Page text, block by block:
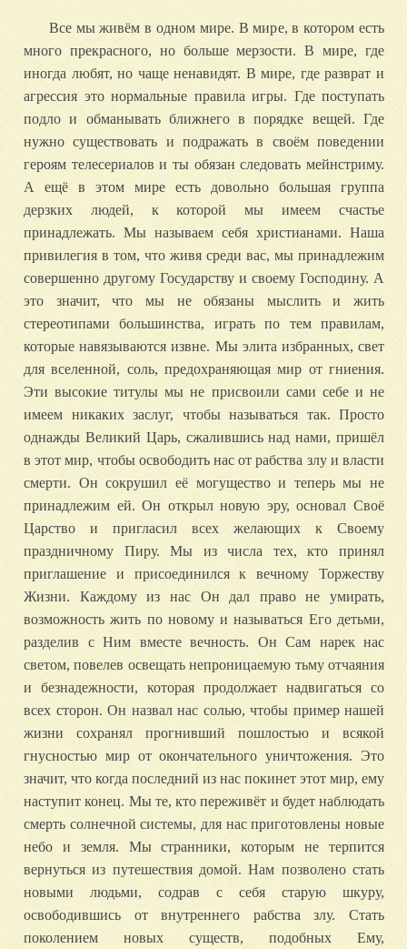
Все мы живём в одном мире. В мире, в котором есть
много прекрасного, но больше мерзости. В мире, где
иногда любят, но чаще ненавидят. В мире, где разврат и
агрессия это нормальные правила игры. Где поступать
подло и обманывать ближнего в порядке вещей. Где
нужно существовать и подражать в своём поведении
героям телесериалов и ты обязан следовать мейнстриму.
А ещё в этом мире есть довольно большая группа
дерзких людей, к которой мы имеем счастье
принадлежать. Мы называем себя христианами. Наша
привилегия в том, что живя среди вас, мы принадлежим
совершенно другому Государству и своему Господину. А
это значит, что мы не обязаны мыслить и жить
стереотипами большинства, играть по тем правилам,
которые навязываются извне. Мы элита избранных, свет
для вселенной, соль, предохраняющая мир от гниения.
Эти высокие титулы мы не присвоили сами себе и не
имеем никаких заслуг, чтобы называться так. Просто
однажды Великий Царь, сжалившись над нами, пришёл
в этот мир, чтобы освободить нас от рабства злу и власти
смерти. Он сокрушил её могущество и теперь мы не
принадлежим ей. Он открыл новую эру, основал Своё
Царство и пригласил всех желающих к Своему
праздничному Пиру. Мы из числа тех, кто принял
приглашение и присоединился к вечному Торжеству
Жизни. Каждому из нас Он дал право не умирать,
возможность жить по новому и называться Его детьми,
разделив с Ним вместе вечность. Он Сам нарек нас
светом, повелев освещать непроницаемую тьму отчаяния
и безнадежности, которая продолжает надвигаться со
всех сторон. Он назвал нас солью, чтобы пример нашей
жизни сохранял прогнивший пошлостью и всякой
гнусностью мир от окончательного уничтожения. Это
значит, что когда последний из нас покинет этот мир, ему
наступит конец. Мы те, кто переживёт и будет наблюдать
смерть солнечной системы, для нас приготовлены новые
небо и земля. Мы странники, которым не терпится
вернуться из путешествия домой. Нам позволено стать
новыми людьми, содрав с себя старую шкуру,
освободившись от внутреннего рабства злу. Стать
поколением новых существ, подобных Ему,